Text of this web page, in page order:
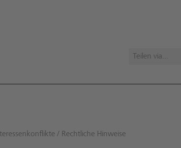
Teilen via...
/ Rechtliche Hinweise